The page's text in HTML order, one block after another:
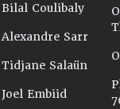
Bilal Coulibaly
Alexandre Sarr
Tidjane Salaün
Joel Embiid